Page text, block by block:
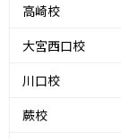
高崎校
大宮西口校
川口校
蕨校